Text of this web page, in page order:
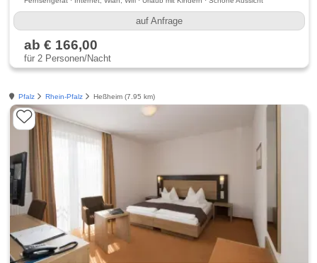
auf Anfrage
ab € 166,00
für 2 Personen/Nacht
Pfalz Rhein-Pfalz Heßheim (7.95 km)